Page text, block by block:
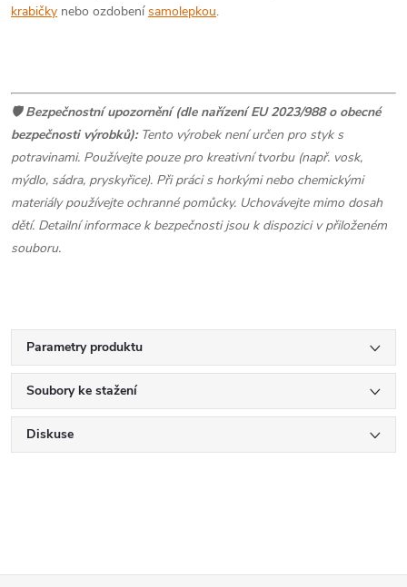
krabičky nebo ozdobení samolepkou.
🛡️ Bezpečnostní upozornění (dle nařízení EU 2023/988 o obecné
bezpečnosti výrobků):Tento výrobek není určen pro styk s
potravinami. Používejte pouze pro kreativní tvorbu (např. vosk,
mýdlo, sádra, pryskyřice). Při práci s horkými nebo chemickými
materiály používejte ochranné pomůcky. Uchovávejte mimo dosah
dětí. Detailní informace k bezpečnosti jsou k dispozici v přiloženém
souboru.
Parametry produktu
Soubory ke stažení
Diskuse